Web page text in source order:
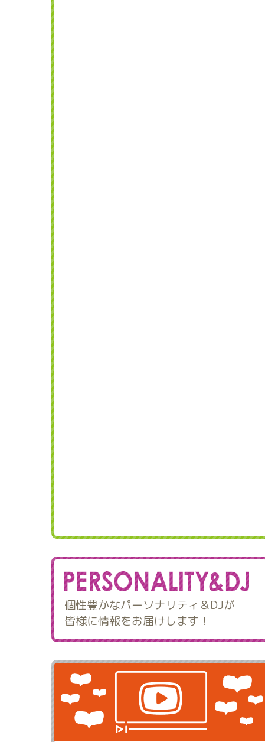
個性豊かなパーソナリティ＆DJが
皆様に情報をお届けします！